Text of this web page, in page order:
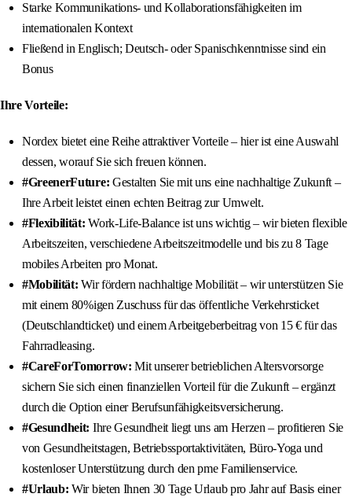
Starke Kommunikations- und Kollaborationsfähigkeiten im
internationalen Kontext
Fließend in Englisch; Deutsch- oder Spanischkenntnisse sind ein
Bonus
Ihre Vorteile:
Nordex bietet eine Reihe attraktiver Vorteile – hier ist eine Auswahl
dessen, worauf Sie sich freuen können.
#GreenerFuture: Gestalten Sie mit uns eine nachhaltige Zukunft –
Ihre Arbeit leistet einen echten Beitrag zur Umwelt.
#Flexibilität: Work-Life-Balance ist uns wichtig – wir bieten flexible
Arbeitszeiten, verschiedene Arbeitszeitmodelle und bis zu 8 Tage
mobiles Arbeiten pro Monat.
#Mobilität: Wir fördern nachhaltige Mobilität – wir unterstützen Sie
mit einem 80%igen Zuschuss für das öffentliche Verkehrsticket
(Deutschlandticket) und einem Arbeitgeberbeitrag von 15 € für das
Fahrradleasing.
#CareForTomorrow: Mit unserer betrieblichen Altersvorsorge
sichern Sie sich einen finanziellen Vorteil für die Zukunft – ergänzt
durch die Option einer Berufsunfähigkeitsversicherung.
#Gesundheit: Ihre Gesundheit liegt uns am Herzen – profitieren Sie
von Gesundheitstagen, Betriebssportaktivitäten, Büro-Yoga und
kostenloser Unterstützung durch den pme Familienservice.
#Urlaub: Wir bieten Ihnen 30 Tage Urlaub pro Jahr auf Basis einer